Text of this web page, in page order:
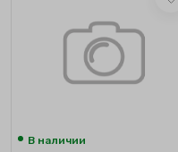
В наличии